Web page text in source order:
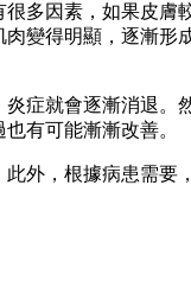
多因素，如果皮
變得明顯，逐漸
症就會逐漸消退
有可能漸漸改善。
外，根據病患需